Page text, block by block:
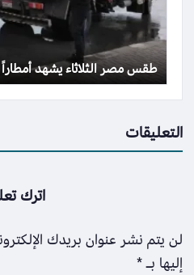
طقس مصر الثلاثاء يشهد أمطاراً
التعليقات
اترك
لن يتم نشر عنوان بريدك
إليها بـ*